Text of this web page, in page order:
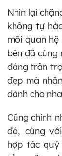
Nhìn lại
không tự
mối quan
bên đã cùng
đáng trân
đẹp mà
dành cho
Cũng chính
đó, cùng
hợp tác